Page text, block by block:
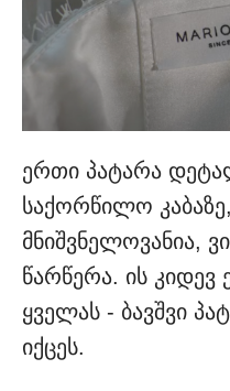
ერთი პატარა
საქორწილო
მნიშვნელოვანია,
წარწერა. ის კიდევ
ყველას - ბავშვი
იქცეს.